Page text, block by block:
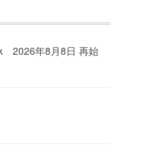
っぱいあるのでチ
ね！
2026年8月8日 再始